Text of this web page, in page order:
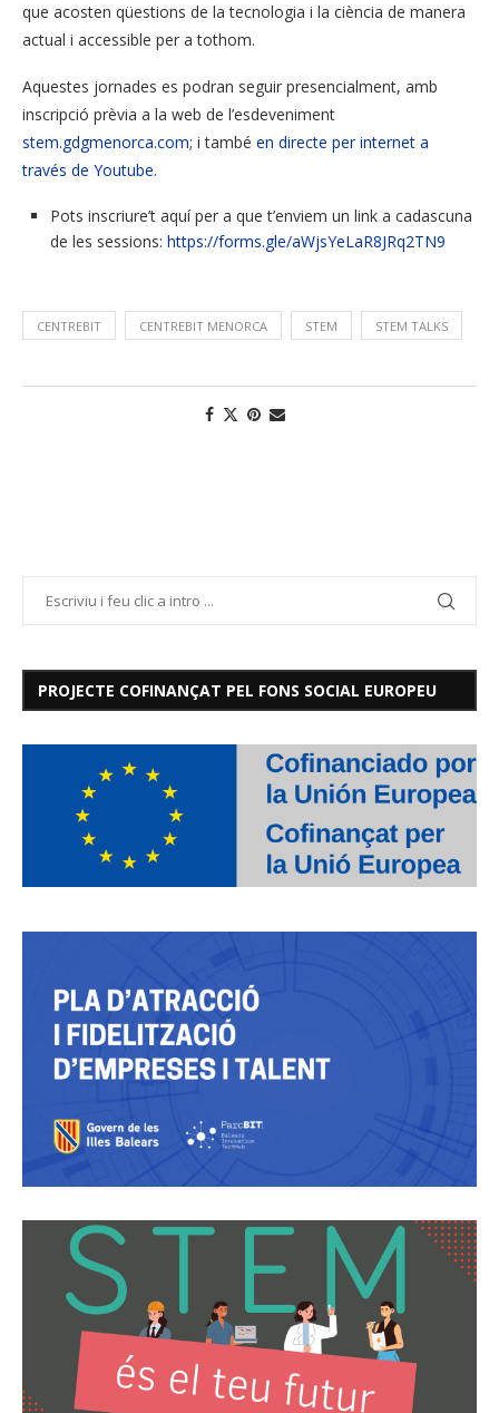
que acosten qüestions de la tecnologia i la ciència de manera
actual i accessible per a tothom.
Aquestes jornades es podran seguir presencialment, amb
inscripció prèvia a la web de l’esdeveniment
stem.gdgmenorca.com; i també en directe per internet a
través de Youtube.
Pots inscriure’t aquí per a que t’enviem un link a cadascuna
de les sessions: https://forms.gle/aWjsYeLaR8JRq2TN9
CENTREBIT CENTREBIT MENORCA STEM STEM TALKS
PROJECTE COFINANÇAT PEL FONS SOCIAL EUROPEU